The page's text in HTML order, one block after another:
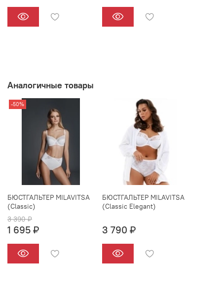
Аналогичные товары
-50%
БЮСТГАЛЬТЕР MILAVITSA
(Classic)
3 390 ₽
1 695 ₽
БЮСТГАЛЬТЕР MILAVITSA
(Classic Elegant)
3 790 ₽